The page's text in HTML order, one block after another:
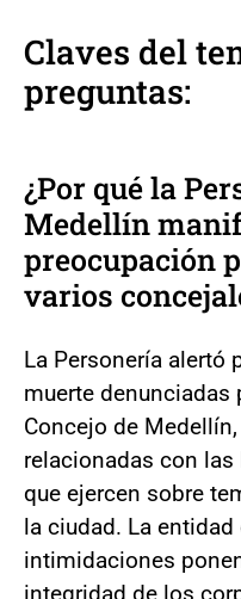
Claves del
preguntas:
¿Por qué la
Medellín
preocupación
varios
La Personería alertó
muerte denunciadas
Concejo de
relacionadas con
que ejercen sobre
la ciudad. La
intimidaciones
integridad de los